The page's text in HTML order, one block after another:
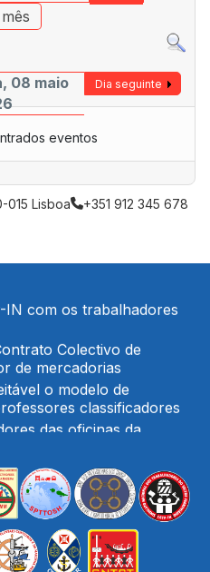
08 maio
Dia seguinte
eventos
015 Lisboa
+351 912 345 678
Providência Cautelar
alteração de férias é
da IGEC
e é público!
IN com os trabalhadores
Colectivo de
de mercadorias
o modelo de
classificadores
das oficinas da
podem ser obrigados a
do Ministério
financeiro das
a possibilidade do
de salários